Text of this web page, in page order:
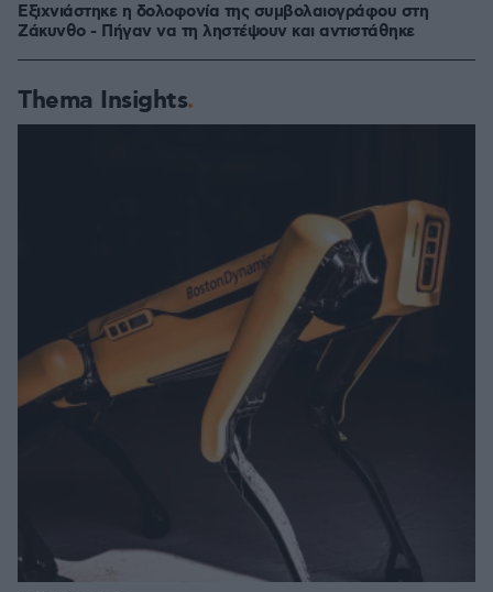
Εξιχνιάστηκε η δολοφονία της συμβολαιογράφου στη
Ζάκυνθο - Πήγαν να τη ληστέψουν και αντιστάθηκε
Thema Insights